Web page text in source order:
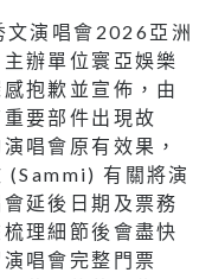
演唱會2026亞洲
辦單位寰亞娛樂
抱歉並宣佈，由
要部件出現故
唱會原有效果，
(Sammi) 有關將演
延後日期及票務
理細節後會盡快
唱會完整門票